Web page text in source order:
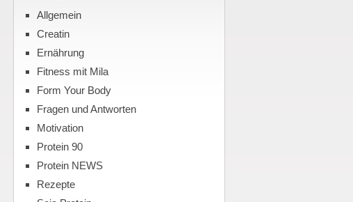
Allgemein
Creatin
Ernährung
Fitness mit Mila
Form Your Body
Fragen und Antworten
Motivation
Protein 90
Protein NEWS
Rezepte